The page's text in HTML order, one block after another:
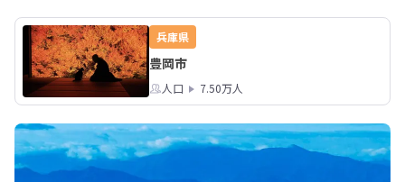
兵庫県
豊岡市
人口 7.50万人